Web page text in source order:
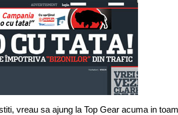
vreau sa ajung la Top Gear acuma in